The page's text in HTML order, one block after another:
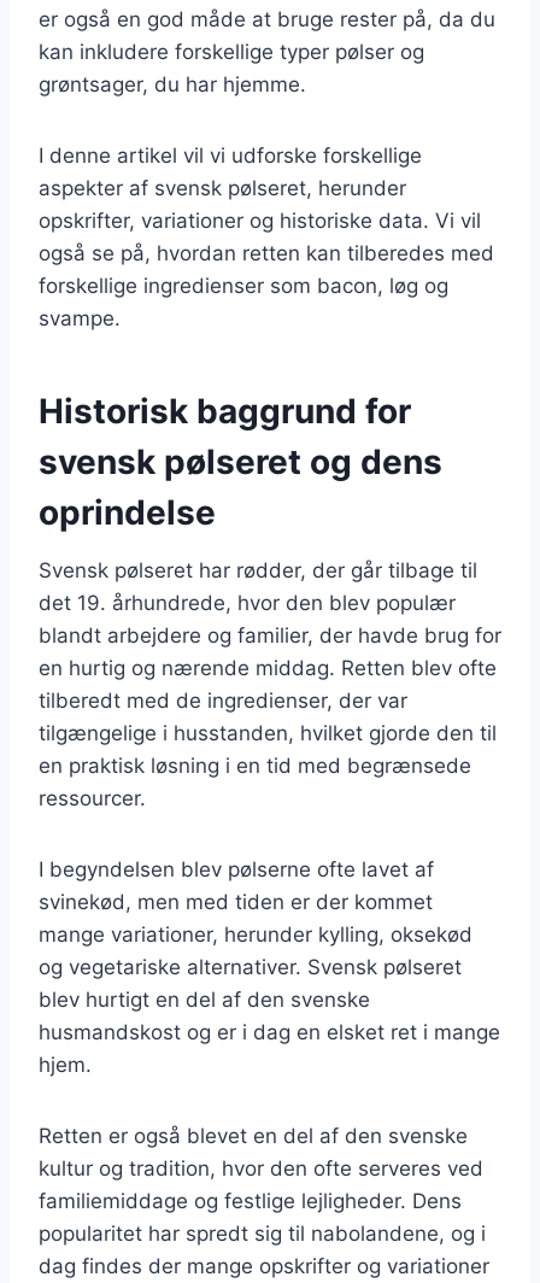
er også en god måde at bruge rester på, da du
kan inkludere forskellige typer pølser og
grøntsager, du har hjemme.
I denne artikel vil vi udforske forskellige
aspekter af svensk pølseret, herunder
opskrifter, variationer og historiske data. Vi vil
også se på, hvordan retten kan tilberedes med
forskellige ingredienser som bacon, løg og
svampe.
Historisk baggrund for
svensk pølseret og dens
oprindelse
Svensk pølseret har rødder, der går tilbage til
det 19. århundrede, hvor den blev populær
blandt arbejdere og familier, der havde brug for
en hurtig og nærende middag. Retten blev ofte
tilberedt med de ingredienser, der var
tilgængelige i husstanden, hvilket gjorde den til
en praktisk løsning i en tid med begrænsede
ressourcer.
I begyndelsen blev pølserne ofte lavet af
svinekød, men med tiden er der kommet
mange variationer, herunder kylling, oksekød
og vegetariske alternativer. Svensk pølseret
blev hurtigt en del af den svenske
husmandskost og er i dag en elsket ret i mange
hjem.
Retten er også blevet en del af den svenske
kultur og tradition, hvor den ofte serveres ved
familiemiddage og festlige lejligheder. Dens
popularitet har spredt sig til nabolandene, og i
dag findes der mange opskrifter og variationer